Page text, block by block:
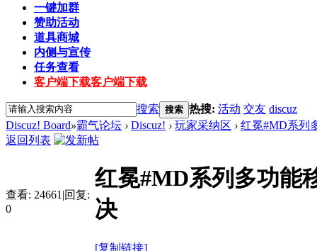
一键加群
赞助活动
道具商城
内侧与宣传
任务查看
客户端下载客户端下载
搜索 搜索 热搜: 活动 交友 discuz
Discuz! Board»霸气论坛 › Discuz! › 玩家采纳区 › 红冕#MD系列
返回列表
查看: 24661 |回复:
0
红冕#MD系列多功能
决
[复制链接]